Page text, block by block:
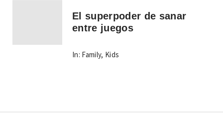
El superpoder de sanar
entre juegos
In: Family, Kids